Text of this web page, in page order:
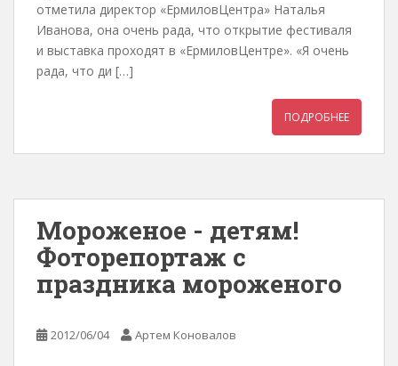
отметила директор «ЕрмиловЦентра» Наталья
Иванова, она очень рада, что открытие фестиваля
и выставка проходят в «ЕрмиловЦентре». «Я очень
рада, что ди […]
ПОДРОБНЕЕ
Мороженое - детям!
Фоторепортаж с
праздника мороженого
2012/06/04 Артем Коновалов